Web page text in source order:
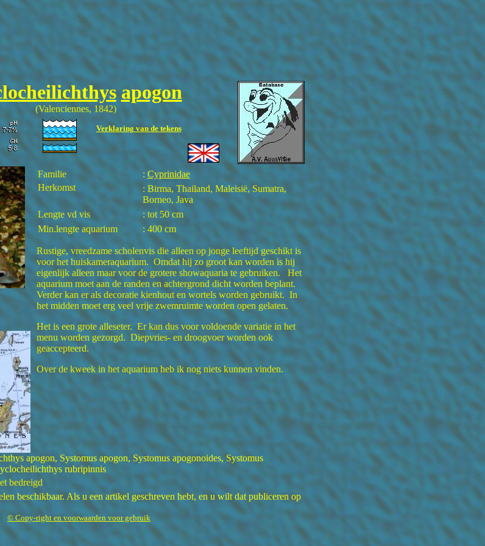
apogon
(Valenciennes, 1842)
Verklaring van de tekens
Familie : Cyprinidae
Herkomst
: Birma, Thailand, Maleisië, Sumatra,
Borneo, Java
Lengte vd vis
: tot 50 cm
Min.lengte aquarium
: 400 cm
Rustige, vreedzame scholenvis die alleen op jonge leeftijd geschikt is
voor het huiskameraquarium. Omdat hij zo groot kan worden is hij
eigenlijk alleen maar voor de grotere showaquaria te gebruiken. Het
aquarium moet aan de randen en achtergrond dicht worden beplant.
Verder kan er als decoratie kienhout en wortels worden gebruikt. In
het midden moet erg veel vrije zwemruimte worden open gelaten.
Het is een grote alleseter. Er kan dus voor voldoende variatie in het
menu worden gezorgd. Diepvries- en droogvoer worden ook
geaccepteerd.
Over de kweek in het aquarium heb ik nog niets kunnen vinden.
apogon, Systomus apogon, Systomus apogonoides, Systomus
rubripinnis
bedreigd
beschikbaar. Als u een artikel geschreven hebt, en u wilt dat publiceren op
© Copy-right en voorwaarden voor gebruik